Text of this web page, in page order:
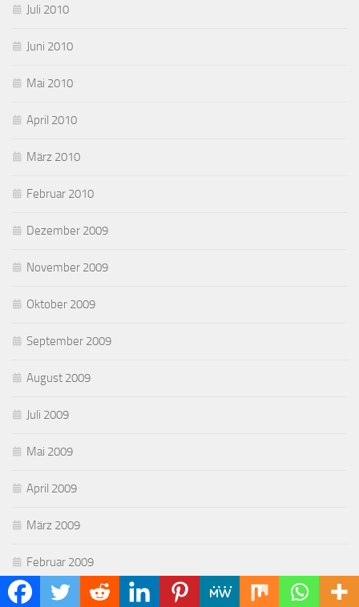
Juli 2010
Juni 2010
Mai 2010
April 2010
März 2010
Februar 2010
Dezember 2009
November 2009
Oktober 2009
September 2009
August 2009
Juli 2009
Mai 2009
April 2009
März 2009
Februar 2009
Januar 2009